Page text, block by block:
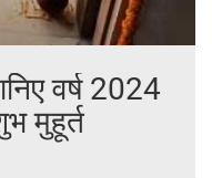
वर्ष 2024
मुहूर्त